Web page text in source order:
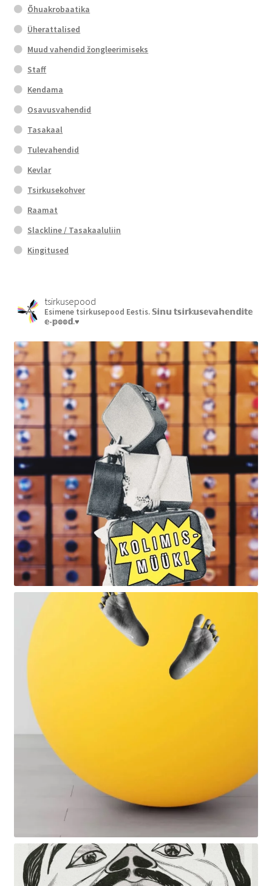
Õhuakrobaatika
Üherattalised
Muud vahendid žongleerimiseks
Staff
Kendama
Osavusvahendid
Tasakaal
Tulevahendid
Kevlar
Tsirkusekohver
Raamat
Slackline / Tasakaaluliin
Kingitused
tsirkusepood
Esimene tsirkusepood Eestis. 𝕊𝕚𝕟𝕦 𝕥𝕤𝕚𝕣𝕜𝕦𝕤𝕖𝕧𝕒𝕙𝕖𝕟𝕕𝕚𝕥𝕖
𝕖-𝕡𝕠𝕠𝕕.♥︎